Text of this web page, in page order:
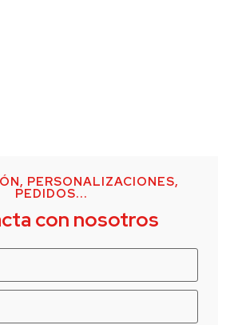
PERSONALIZACIONES,
PEDIDOS...
con nosotros